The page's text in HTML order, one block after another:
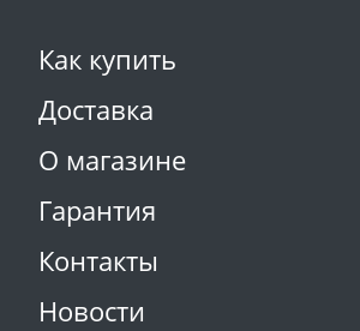
Как купить
Доставка
О магазине
Гарантия
Контакты
Новости